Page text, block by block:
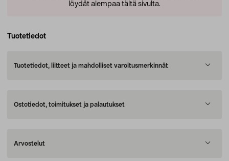
löydät alempaa tältä sivulta.
Tuotetiedot
Tuotetiedot, liitteet ja mahdolliset varoitusmerkinnät
Ostotiedot, toimitukset ja palautukset
Arvostelut